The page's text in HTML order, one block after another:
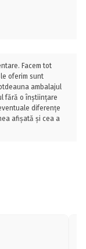
Facem tot
oferim sunt
ambalajul
fără o înștiințare
diferențe
afișată și cea a